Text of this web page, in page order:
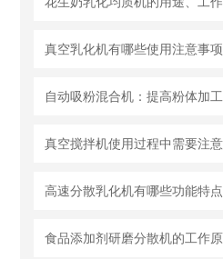
真空乳化机有哪些使用注意事项
高速分散乳化机有哪些功能特点